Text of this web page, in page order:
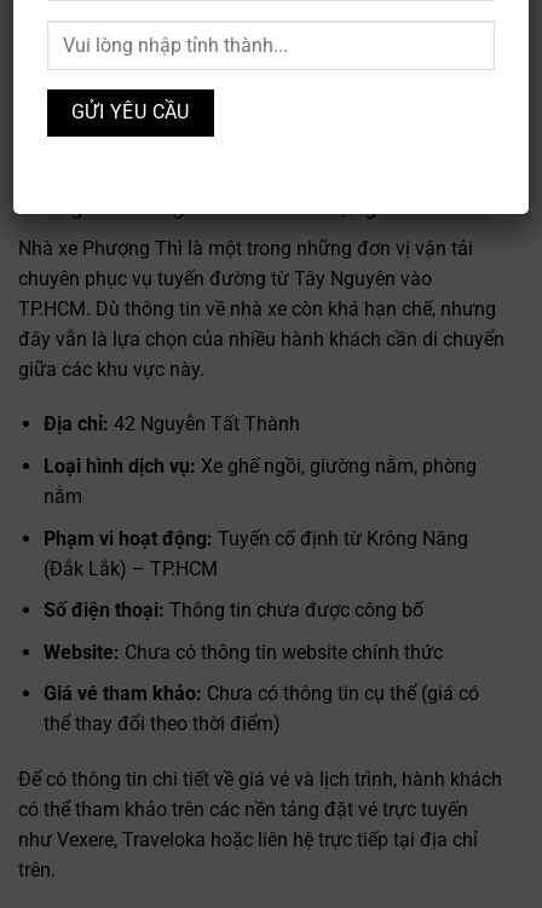
vụ hành khách di chuyển từ Đắk Lắk đến TP.HCM. Với
địa chỉ tại 42 Nguyễn Tất Thành, nhà xe này cung cấp
đa dạng loại hình dịch vụ từ xe ghế ngồi, giường nằm
đến phòng nằm, đáp ứng nhu cầu di chuyển của nhiều
Thông tin chung về Nhà xe Phượng Thì
Nhà xe Phượng Thì là một trong những đơn vị vận tải
chuyên phục vụ tuyến đường từ Tây Nguyên vào
TP.HCM. Dù thông tin về nhà xe còn khá hạn chế, nhưng
đây vẫn là lựa chọn của nhiều hành khách cần di chuyển
giữa các khu vực này.
Địa chỉ: 42 Nguyễn Tất Thành
Loại hình dịch vụ: Xe ghế ngồi, giường nằm, phòng
nằm
Phạm vi hoạt động: Tuyến cố định từ Krông Năng
(Đắk Lắk) – TP.HCM
Số điện thoại: Thông tin chưa được công bố
Website: Chưa có thông tin website chính thức
Giá vé tham khảo: Chưa có thông tin cụ thể (giá có
thể thay đổi theo thời điểm)
Để có thông tin chi tiết về giá vé và lịch trình, hành khách
có thể tham khảo trên các nền tảng đặt vé trực tuyến
như Vexere, Traveloka hoặc liên hệ trực tiếp tại địa chỉ
trên.